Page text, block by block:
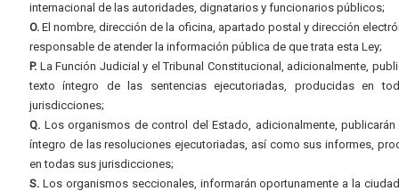
internacional de las autoridades, dignatarios y funcionarios públicos;
O. El nombre, dirección de la oficina, apartado postal y dirección
responsable de atender la información pública de que trata esta Ley;
P. La Función Judicial y el Tribunal Constitucional, adicionalmente,
texto íntegro de las sentencias ejecutoriadas, producidas en
jurisdicciones;
Q. Los organismos de control del Estado, adicionalmente, publicarán
íntegro de las resoluciones ejecutoriadas, así como sus informes,
en todas sus jurisdicciones;
S. Los organismos seccionales, informarán oportunamente a la